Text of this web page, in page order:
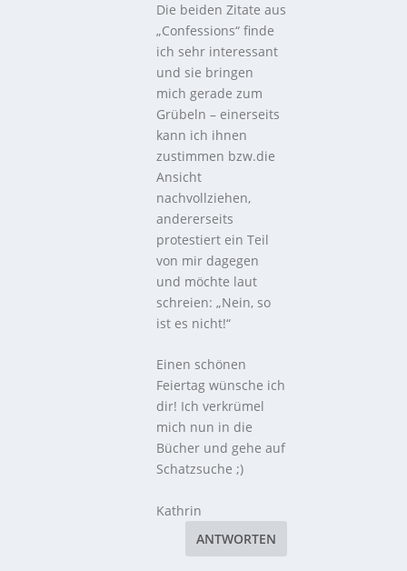
Die beiden Zitate aus
„Confessions“ finde
ich sehr interessant
und sie bringen
mich gerade zum
Grübeln – einerseits
kann ich ihnen
zustimmen bzw.die
Ansicht
nachvollziehen,
andererseits
protestiert ein Teil
von mir dagegen
und möchte laut
schreien: „Nein, so
ist es nicht!“
Einen schönen
Feiertag wünsche ich
dir! Ich verkrümel
mich nun in die
Bücher und gehe auf
Schatzsuche ;)
Kathrin
ANTWORTEN